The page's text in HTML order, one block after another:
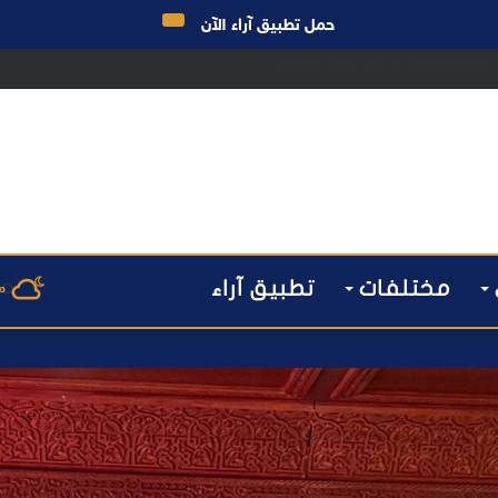
مختلفات تطبيق آراء
حمل تطبيق آراء الآن